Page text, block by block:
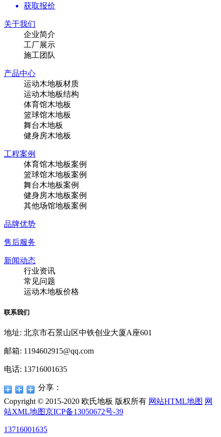
获取报价
关于我们
企业简介
工厂展示
施工团队
产品中心
运动木地板材质
运动木地板结构
体育馆木地板
篮球馆木地板
舞台木地板
健身房木地板
工程案例
体育馆木地板案例
篮球馆木地板案例
舞台木地板案例
健身房木地板案例
其他场馆地板案例
品牌优势
售后服务
新闻动态
行业资讯
常见问题
运动木地板价格
联系我们
地址: 北京市石景山区中铁创业大厦A座601
邮箱: 1194602915@qq.com
电话: 13716001635
分享：
Copyright © 2015-2020 欧氏地板 版权所有 网站HTML地图 网
站XML地图京ICP备13050672号-39
13716001635